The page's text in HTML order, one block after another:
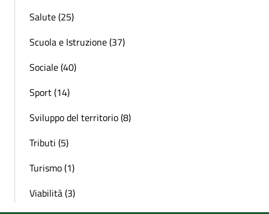
Salute (25)
Scuola e Istruzione (37)
Sociale (40)
Sport (14)
Sviluppo del territorio (8)
Tributi (5)
Turismo (1)
Viabilità (3)